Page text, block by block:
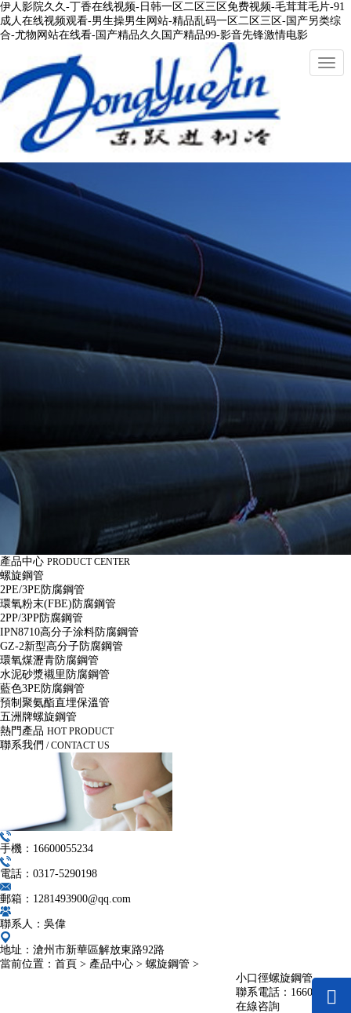
伊人影院久久-丁香在线视频-日韩一区二区三区免费视频-毛茸茸毛片-91
成人在线视频观看-男生操男生网站-精品乱码一区二区三区-国产另类综
合-尤物网站在线看-国产精品久久国产精品99-影音先锋激情电影
切
換
產品中心 PRODUCT CENTER
螺旋鋼管
2PE/3PE防腐鋼管
環氧粉末(FBE)防腐鋼管
2PP/3PP防腐鋼管
IPN8710高分子涂料防腐鋼管
GZ-2新型高分子防腐鋼管
環氧煤瀝青防腐鋼管
水泥砂漿襯里防腐鋼管
藍色3PE防腐鋼管
預制聚氨酯直埋保溫管
五洲牌螺旋鋼管
熱門產品 HOT PRODUCT
聯系我們 / CONTACT US
手機：16600055234
電話：0317-5290198
郵箱：1281493900@qq.com
聯系人：吳偉
地址：滄州市新華區解放東路92路
當前位置： 首頁 > 產品中心 > 螺旋鋼管 >
小口徑螺旋鋼管
聯系電話： 16600055234
在線咨詢